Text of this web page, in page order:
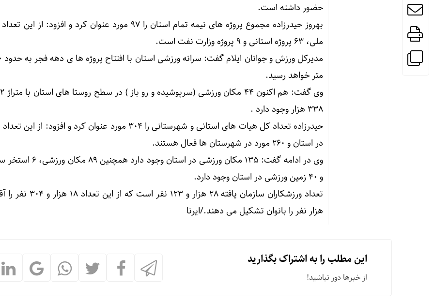
حضور داشته است.
ملی، ۶۳ پروژه استانی و ۹ پروژه وزارت نفت است.
متر خواهد رسید.
۳۳۸ هزار وجود دارد .
در استان و ۲۶۰ مورد در شهرستان ها فعال هستند.
وی در ادامه گفت: ۱۳۵ مکان ورزشی در
و ۴۰ زمین ورزشی در استان وجود دارد.
هزار نفر را بانوان تشکیل می دهند./ایرنا
این مطلب را به اشتراک بگذارید
از خبرها دور نباشید!